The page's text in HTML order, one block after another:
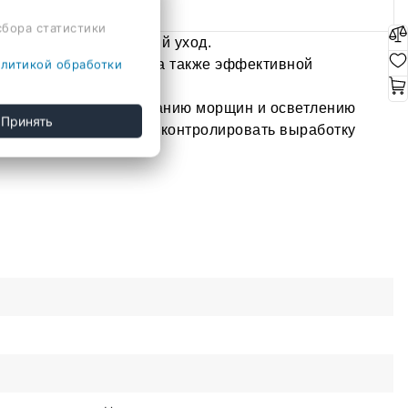
комплексный уход.
свойствами, а также эффективной
разглаживанию морщин и осветлению
её тонус, помогает контролировать выработку
статистики
обработки
Принять